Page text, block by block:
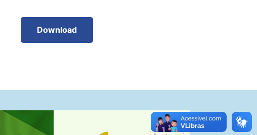
Download